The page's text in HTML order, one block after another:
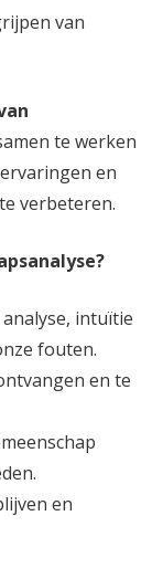
van
te werken
en
verbeteren.
intuïtie
fouten.
en te
en